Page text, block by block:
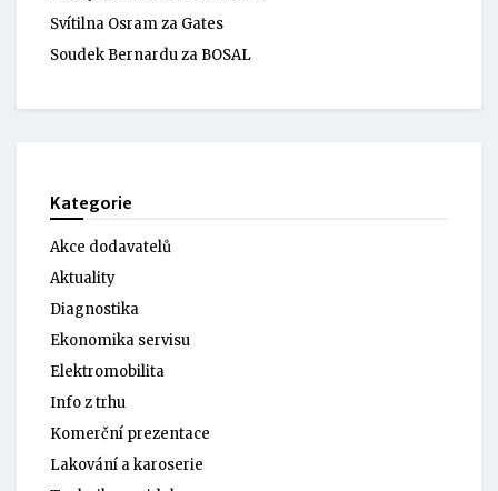
Svítilna Osram za Gates
Soudek Bernardu za BOSAL
Kategorie
Akce dodavatelů
Aktuality
Diagnostika
Ekonomika servisu
Elektromobilita
Info z trhu
Komerční prezentace
Lakování a karoserie